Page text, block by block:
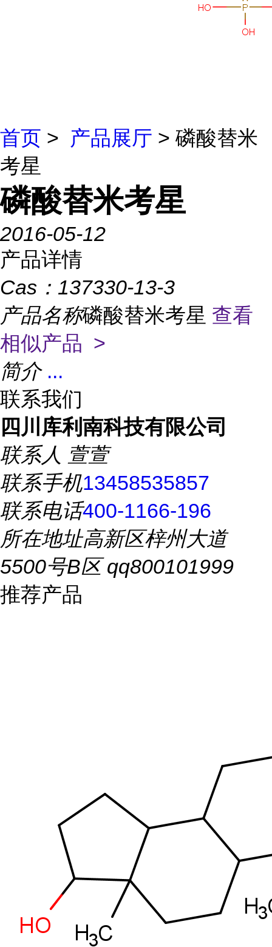
首页 > 产品展厅 > 磷酸替米
考星
磷酸替米考星
2016-05-12
产品详情
Cas： 137330-13-3
产品名称磷酸替米考星 查看
相似产品 >
简介 ...
联系我们
四川库利南科技有限公司
联系人 萱萱
联系手机13458535857
联系电话400-1166-196
所在地址高新区梓州大道
5500号B区 qq800101999
推荐产品